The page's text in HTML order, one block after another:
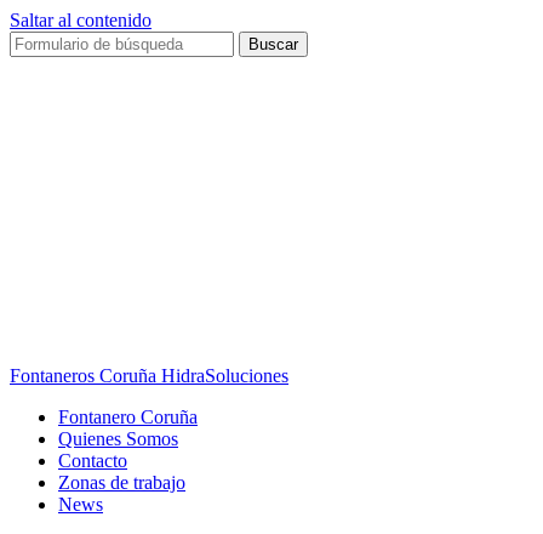
Saltar al contenido
Buscar
Fontaneros Coruña HidraSoluciones
Fontanero Coruña
Quienes Somos
Contacto
Zonas de trabajo
News